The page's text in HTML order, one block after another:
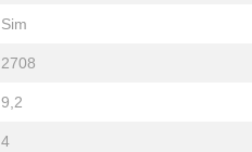
Sim
2708
9,2
4